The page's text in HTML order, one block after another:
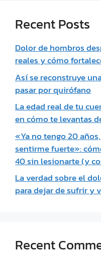
Recent Posts
Dolor de hombros
reales y cómo
Así se reconstruye
pasar por quirófano
La edad real de tu
en cómo te levantas
«Ya no tengo 20
sentirme fuerte»:
40 sin lesionarte (y
La verdad sobre el
para dejar de sufrir y
Recent